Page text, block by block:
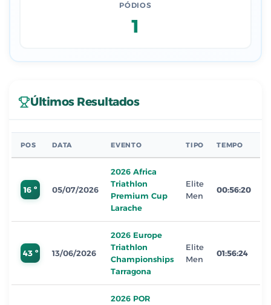
PÓDIOS
1
Últimos Resultados
POS DATA EVENTO TIPO TEMPO
16 º 05/07/2026
2026 Africa
Triathlon
Premium Cup
Larache
Elite
Men
00:56:20
43 º 13/06/2026
2026 Europe
Triathlon
Championships
Tarragona
Elite
Men
01:56:24
2026 POR